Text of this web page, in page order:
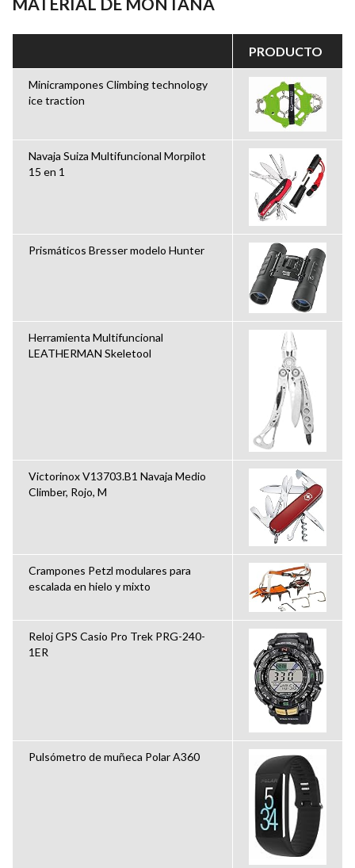
PRODUCTO
Minicrampones Climbing technology
ice traction
Navaja Suiza Multifuncional Morpilot
15 en 1
Prismáticos Bresser modelo Hunter
Herramienta Multifuncional
LEATHERMAN Skeletool
Victorinox V13703.B1 Navaja Medio
Climber, Rojo, M
Crampones Petzl modulares para
escalada en hielo y mixto
Reloj GPS Casio Pro Trek PRG-240-
1ER
Pulsómetro de muñeca Polar A360